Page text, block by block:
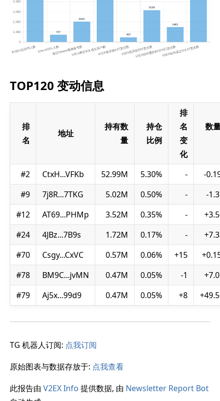
TOP120 变动信息
排
名
地址
持有数
量
持仓
比例
排
名
变
化
数
#2 CtxH...VFKb 52.99M 5.30% -
-
#9
7j8R...7TKG 5.02M 0.50% -
-
#12
AT69...PHMp 3.52M 0.35% -
#24
4JBz...7B9s 1.72M 0.17% -
#70
Csgy...CxVC 0.57M 0.06% +15
#78
BM9C...jvMN 0.47M 0.05% -1
#79
Aj5x...99d9 0.47M 0.05% +8
TG 机器人订阅: 点我订阅
原始图表与数据存放于: 点我查看
此报告由 V2EX Info 提供数据, 由 Newsletter Report Bot